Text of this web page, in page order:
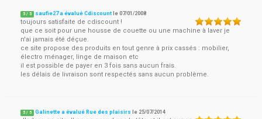
5 / 5 saufie27 a évalué Cdiscount le07/01/2008
toujours satisfaite de cdiscount !
que ce soit pour une housse de couette ou une machine à laver je
n'ai jamais été déçue.
ce site propose des produits en tout genre à prix cassés : mobilier,
électro ménager, linge de maison etc
il est possible de payer en 3 fois sans aucun frais.
les délais de livraison sont respectés sans aucun problème.
5 / 5 Galinette a évalué Rue des plaisirs le 25/07/2014